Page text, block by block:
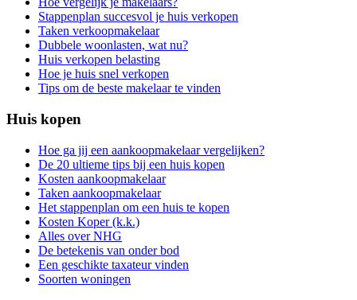
Stappenplan succesvol je huis verkopen
Taken verkoopmakelaar
Dubbele woonlasten, wat nu?
Huis verkopen belasting
Hoe je huis snel verkopen
Tips om de beste makelaar te vinden
Huis kopen
Hoe ga jij een aankoopmakelaar vergelijken?
De 20 ultieme tips bij een huis kopen
Kosten aankoopmakelaar
Taken aankoopmakelaar
Het stappenplan om een huis te kopen
Kosten Koper (k.k.)
Alles over NHG
De betekenis van onder bod
Een geschikte taxateur vinden
Soorten woningen